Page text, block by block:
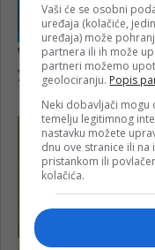
Vaši će se osobni
uređaja (kolačiće,
uređaja) može
partnera ili ih može
partneri možemo
geolociranju. Popis
Neki dobavljači mogu
temelju legitimnog
nastavku možete
dnu ove stranice ili
pristankom ili
kolačića.